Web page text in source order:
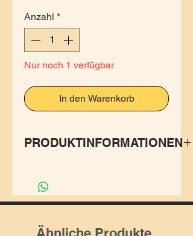
Anzahl *
Nur noch 1 verfügbar
In den Warenkorb
PRODUKTINFORMATIONEN
Holz.
Ein Hingucker in jeder
Haarpracht.